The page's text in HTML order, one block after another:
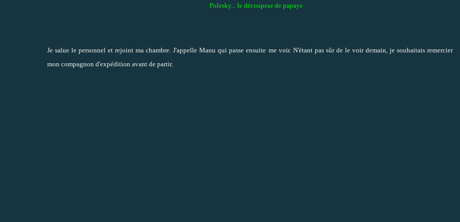
Polesky... le découpeur de papaye
Je salue le personnel et rejoint ma chambre. J'appelle Manu qui passe ensuite me voir. N'étant pas sûr de le voir demain, je souhaitais remercier
mon compagnon d'expédition avant de partir.